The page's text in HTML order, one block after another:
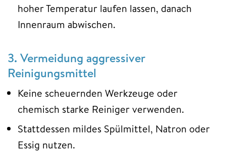
hoher Temperatur laufen lassen, danach
Innenraum abwischen.
3. Vermeidung aggressiver
Reinigungsmittel
Keine scheuernden Werkzeuge oder
chemisch starke Reiniger verwenden.
Stattdessen mildes Spülmittel, Natron oder
Essig nutzen.